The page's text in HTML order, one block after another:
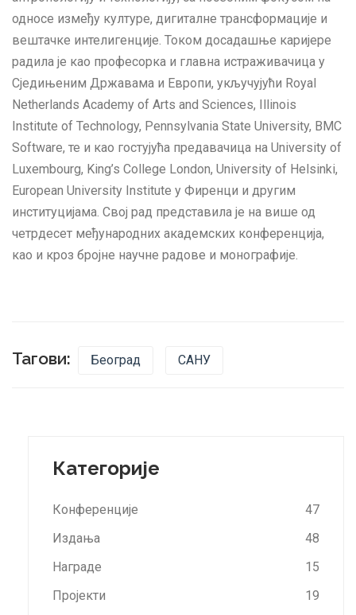
односе између културе, дигиталне трансформације и
вештачке интелигенције. Током досадашње каријере
радила је као професорка и главна истраживачица у
Сједињеним Државама и Европи, укључујући Royal
Netherlands Academy of Arts and Sciences, Illinois
Institute of Technology, Pennsylvania State University, BMC
Software, те и као гостујућа предавачица на University of
Luxembourg, King’s College London, University of Helsinki,
European University Institute у Фиренци и другим
институцијама. Свој рад представила је на више од
четрдесет међународних академских конференција,
као и кроз бројне научне радове и монографије.
Тагови: Београд САНУ
Категорије
Конференције
47
Издања
48
Награде
15
Пројекти
19